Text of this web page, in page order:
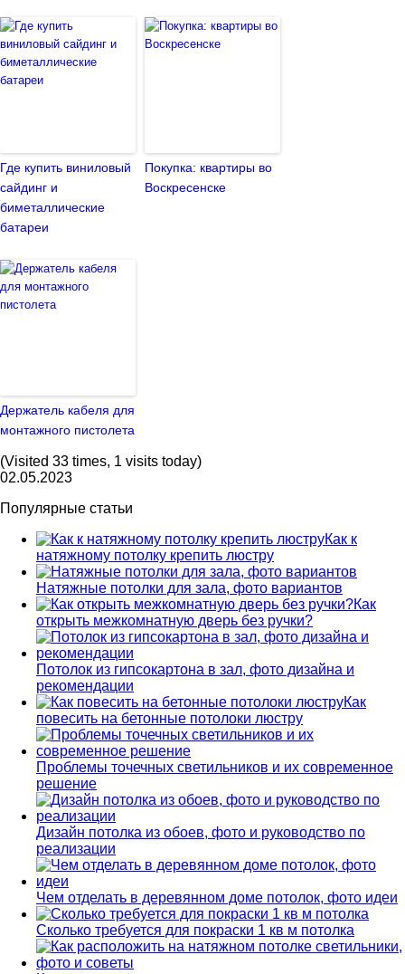
Где купить виниловый
сайдинг и
биметаллические
батареи
Покупка: квартиры во
Воскресенске
Держатель кабеля для
монтажного пистолета
(Visited 33 times, 1 visits today)
02.05.2023
Популярные статьи
Как к
натяжному потолку крепить люстру
Натяжные потолки для зала, фото вариантов
Как
открыть межкомнатную дверь без ручки?
Потолок из гипсокартона в зал, фото дизайна и
рекомендации
Как
повесить на бетонные потолоки люстру
Проблемы точечных светильников и их современное
решение
Дизайн потолка из обоев, фото и руководство по
реализации
Чем отделать в деревянном доме потолок, фото идеи
Сколько требуется для покраски 1 кв м потолка